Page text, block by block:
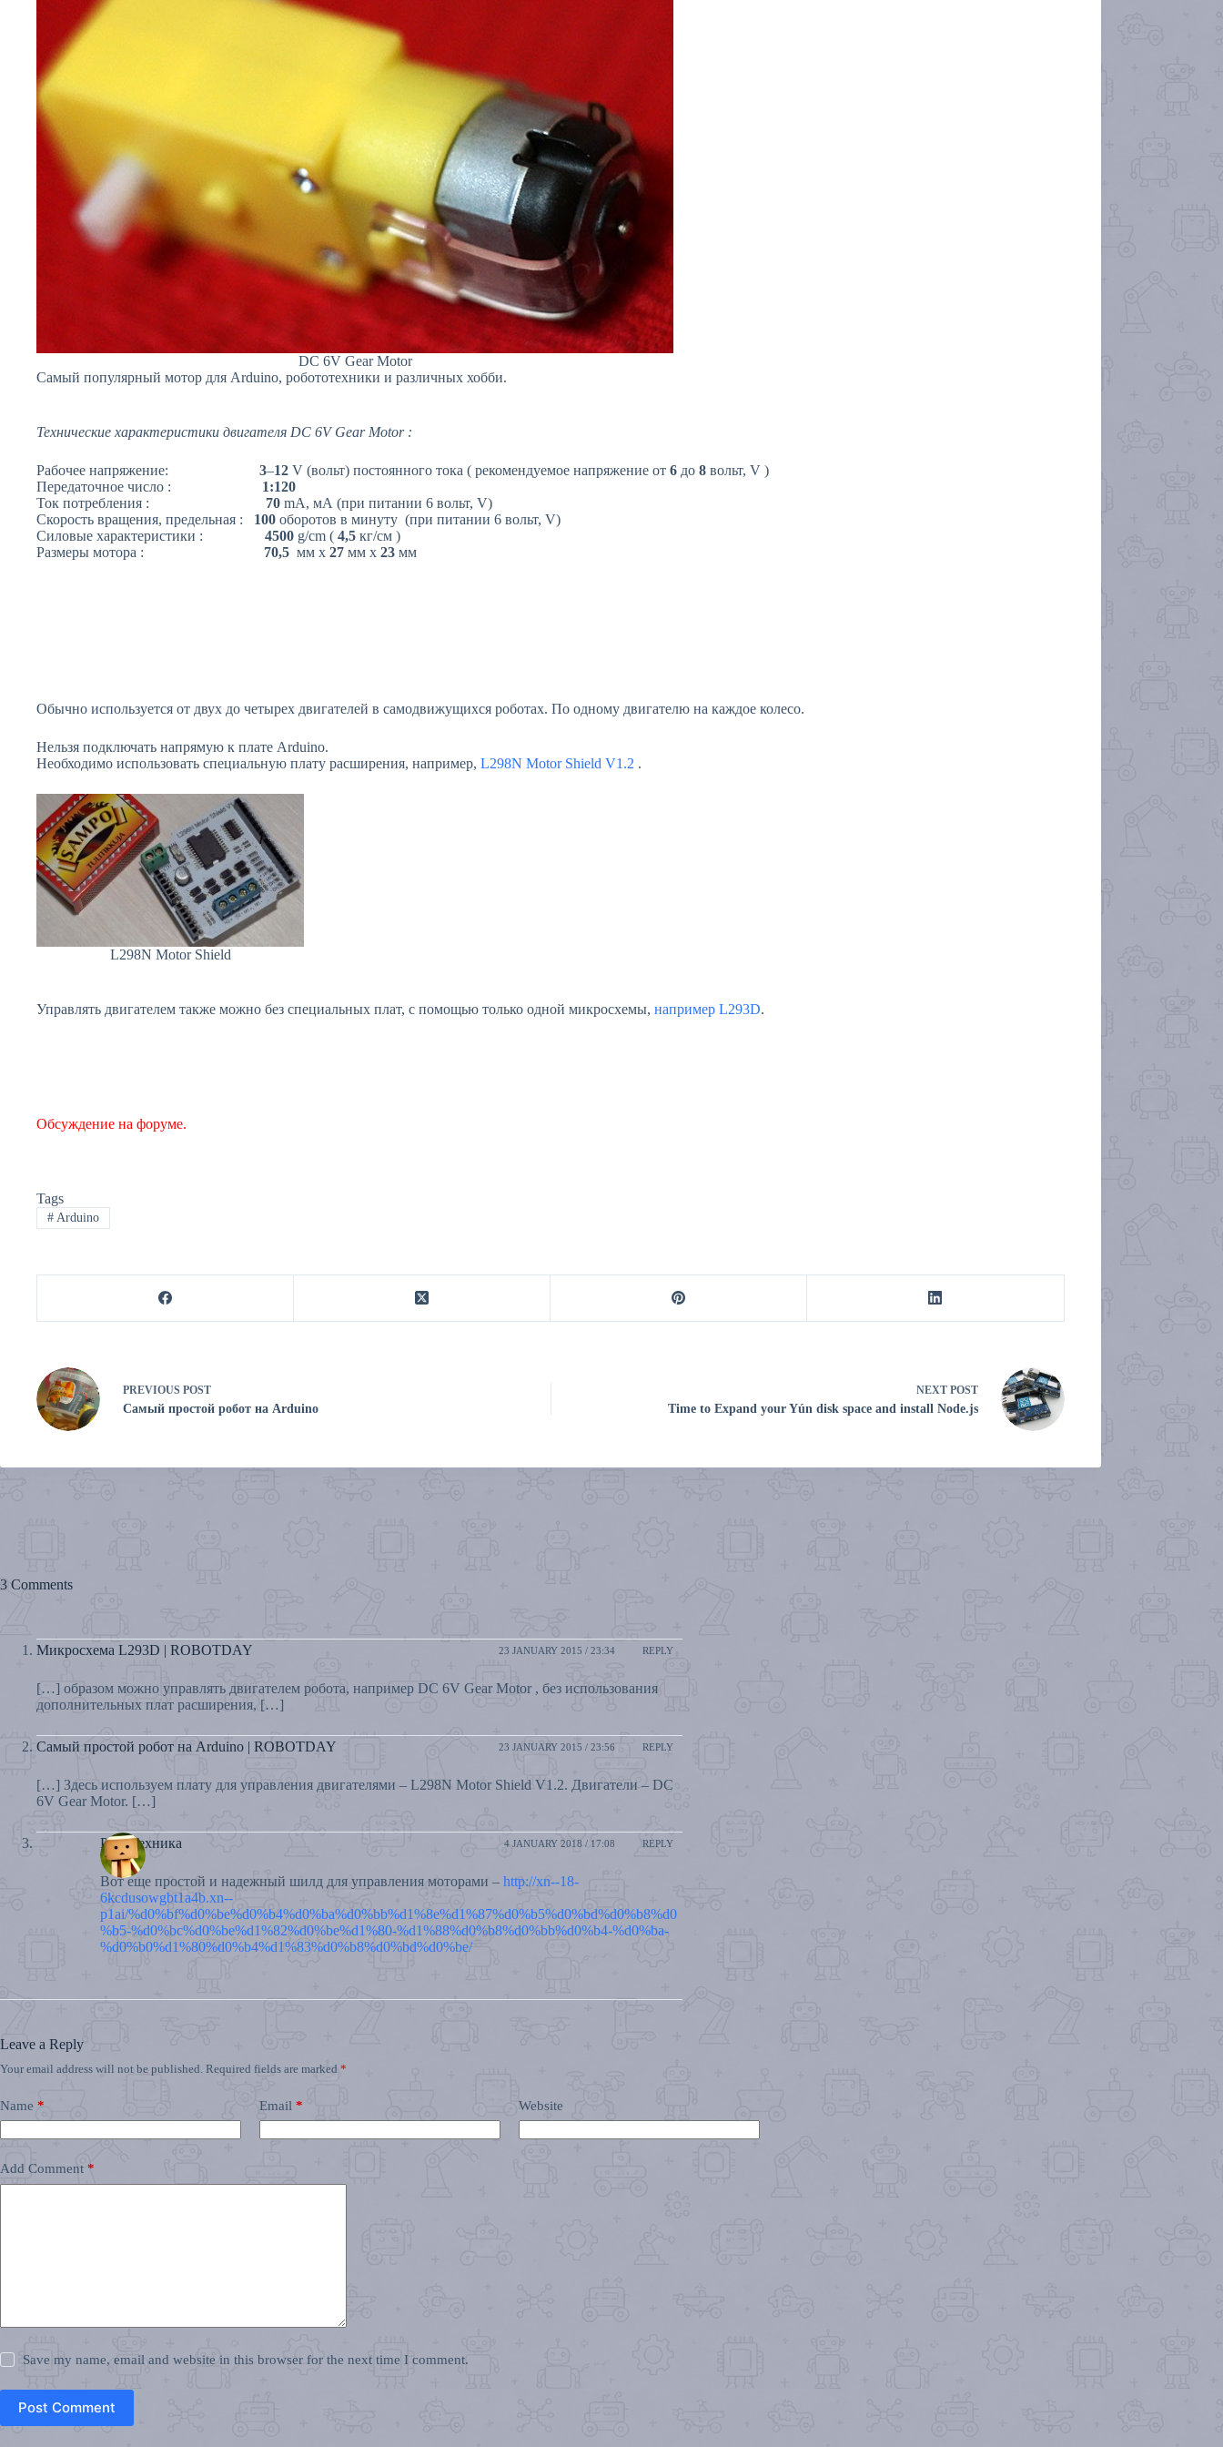
DC 6V Gear Motor
Самый популярный мотор для Arduino, робототехники и различных хобби.
Технические характеристики двигателя DC 6V Gear Motor :
Рабочее напряжение: 3–12 V (вольт) постоянного тока ( рекомендуемое напряжение от 6 до 8 вольт, V )
Передаточное число : 1:120
Ток потребления : 70 mA, мА (при питании 6 вольт, V)
Скорость вращения, предельная : 100 оборотов в минуту (при питании 6 вольт, V)
Силовые характеристики : 4500 g/cm ( 4,5 кг/см )
Размеры мотора : 70,5 мм х 27 мм х 23 мм
Обычно используется от двух до четырех двигателей в самодвижущихся роботах. По одному двигателю на каждое колесо.
Нельзя подключать напрямую к плате Arduino.
Необходимо использовать специальную плату расширения, например, L298N Motor Shield V1.2 .
L298N Motor Shield
Управлять двигателем также можно без специальных плат, с помощью только одной микросхемы, например L293D.
Обсуждение на форуме.
Tags
#Arduino
PREVIOUS POST
Самый простой робот на Arduino
NEXT POST
Time to Expand your Yún disk space and install Node.js
3 Comments
Микросхема L293D | ROBOTDAY 23 JANUARY 2015 / 23:34 REPLY
[…] образом можно управлять двигателем робота, например DC 6V Gear Motor , без использования
дополнительных плат расширения, […]
Самый простой робот на Arduino | ROBOTDAY 23 JANUARY 2015 / 23:56 REPLY
[…] Здесь используем плату для управления двигателями – L298N Motor Shield V1.2. Двигатели – DC
6V Gear Motor. […]
РобоТехника 4 JANUARY 2018 / 17:08 REPLY
Вот еще простой и надежный шилд для управления моторами – http://xn--18-
6kcdusowgbt1a4b.xn--
p1ai/%d0%bf%d0%be%d0%b4%d0%ba%d0%bb%d1%8e%d1%87%d0%b5%d0%bd%d0%b8%d0
%b5-%d0%bc%d0%be%d1%82%d0%be%d1%80-%d1%88%d0%b8%d0%bb%d0%b4-%d0%ba-
%d0%b0%d1%80%d0%b4%d1%83%d0%b8%d0%bd%d0%be/
Leave a Reply
Your email address will not be published. Required fields are marked *
Name * Email * Website
Add Comment *
Save my name, email and website in this browser for the next time I comment.
Post Comment